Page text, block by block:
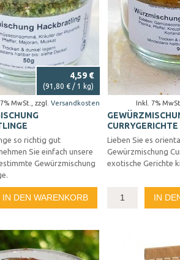
4,59 €
MwSt. zzgl. Versandkosten
(91,80 € / 1 kg)
so richtig gut
Sie einfach unsere
Gewürzmischung
IN DEN WARENKORB
Inkl. 7% MwSt.
CURRYGERICHTE
Lieben Sie es
Gewürzmischung
exotische Gerichte
IN